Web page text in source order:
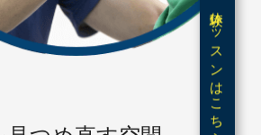
体験レッスンはこちら